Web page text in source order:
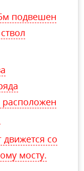
подвешен
со
мосту.